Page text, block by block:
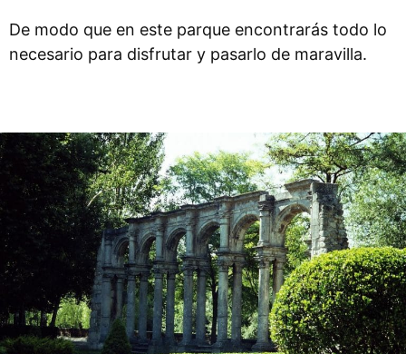
De modo que en este parque encontrarás todo lo
necesario para disfrutar y pasarlo de maravilla.